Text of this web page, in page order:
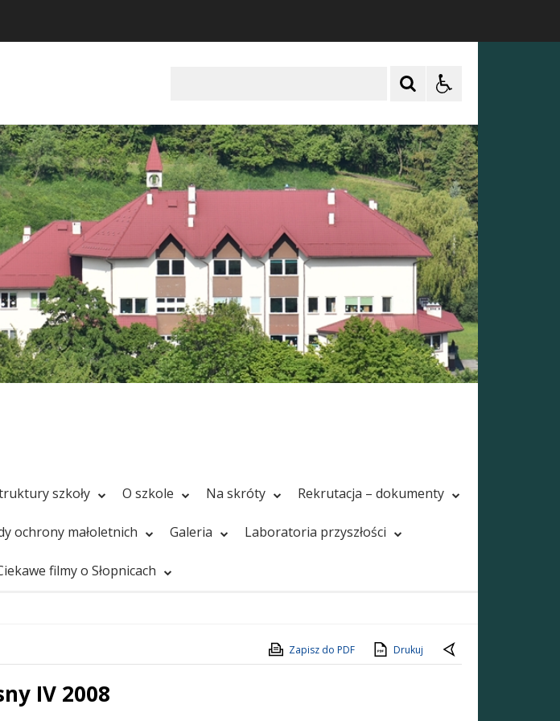
szkoły O szkole Na skróty Rekrutacja – dokumenty
ochrony małoletnich Galeria Laboratoria przyszłości
filmy o Słopnicach
Zapisz do PDF Drukuj
IV 2008